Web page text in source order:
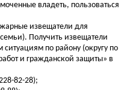
владеть, пользоваться
извещатели для
Получить извещатели
по району (округу по
и гражданской защиты» в
82-28);